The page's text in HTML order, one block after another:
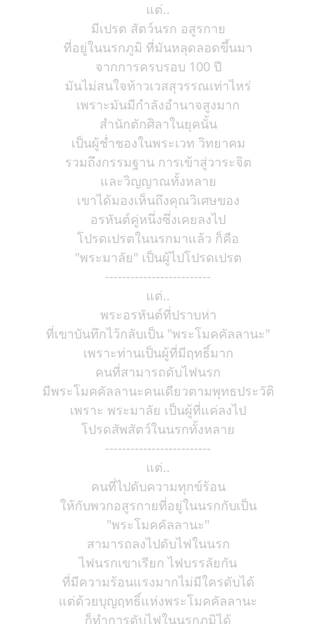
แต่..
มีเปรต สัตว์นรก อสูรกาย
ที่อยู่ในนรกภูมิ ที่มันหลุดลอดขึ้นมา
จากการครบรอบ 100 ปี
มันไม่สนใจท้าวเวสสุวรรณเท่าไหร่
เพราะมันมีกำลังอำนาจสูงมาก
สำนักตักศิลาในยุคนั้น
เป็นผู้ช่ำชองในพระเวท วิทยาคม
รวมถึงกรรมฐาน การเข้าสู่วาระจิต
และวิญญาณทั้งหลาย
เขาได้มองเห็นถึงคุณวิเศษของ
อรหันต์คู่หนึ่งซึ่งเคยลงไป
โปรดเปรตในนรกมาแล้ว ก็คือ
"พระมาลัย" เป็นผู้ไปโปรดเปรต
-------------------------
แต่..
พระอรหันต์ที่ปราบห่า
ที่เขาบันทึกไว้กลับเป็น "พระโมคคัลลานะ"
เพราะท่านเป็นผู้ที่มีฤทธิ์มาก
คนที่สามารถดับไฟนรก
มีพระโมคคัลลานะคนเดียวตามพุทธประวัติ
เพราะ พระมาลัย เป็นผู้ที่แค่ลงไป
โปรดสัพสัตว์ในนรกทั้งหลาย
-------------------------
แต่..
คนที่ไปดับความทุกข์ร้อน
ให้กับพวกอสูรกายที่อยู่ในนรกกับเป็น
"พระโมคคัลลานะ"
สามารถลงไปดับไฟในนรก
ไฟนรกเขาเรียก ไฟบรรลัยกัน
ที่มีความร้อนแรงมากไม่มีใครดับได้
แต่ด้วยบุญฤทธิ์แห่งพระโมคคัลลานะ
ก็ทำการดับไฟในนรกภูมิได้